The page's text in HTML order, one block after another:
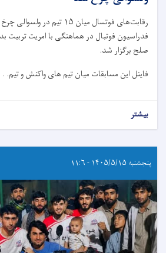
رقابت‌های فوتسال میان ۱۵ تیم
فدراسیون فوتبال در هماهنگی با امریت تربیت
صلح برگزار شد.
فاینل این مسابقات میان تیم های واکنش و تیم. . .
بیشتر
پنجشنبه ۱۴۰۵/۵/۱۵ - ۱۱:۶